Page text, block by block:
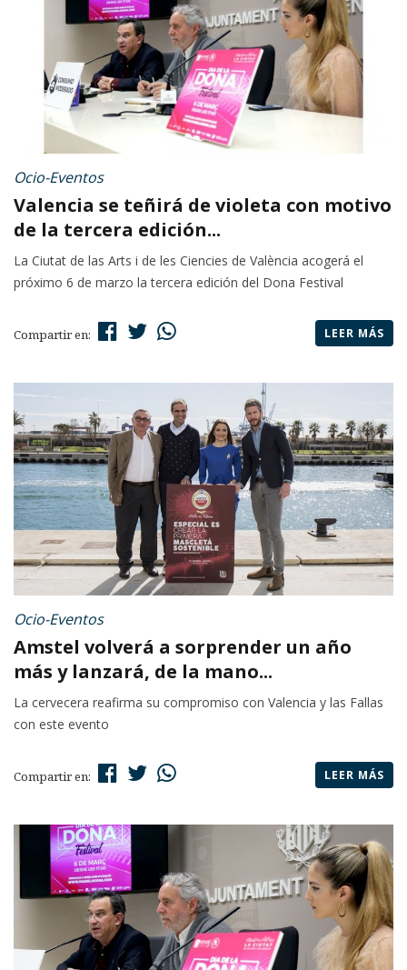
Ocio-Eventos
Valencia se teñirá de violeta con motivo
de la tercera edición...
La Ciutat de las Arts i de les Ciencies de València acogerá el
próximo 6 de marzo la tercera edición del Dona Festival
Compartir en: LEER MÁS
Ocio-Eventos
Amstel volverá a sorprender un año
más y lanzará, de la mano...
La cervecera reafirma su compromiso con Valencia y las Fallas
con este evento
Compartir en: LEER MÁS